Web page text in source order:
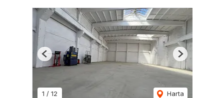
1 / 12 Harta
Previous Next